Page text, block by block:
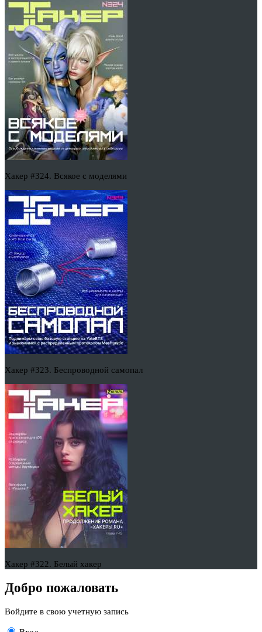
Хакер #324. Всякое с моделями
Хакер #323. Беспроводной самопал
Хакер #322. Белый хакер
Добро пожаловать
Войдите в свою учетную запись